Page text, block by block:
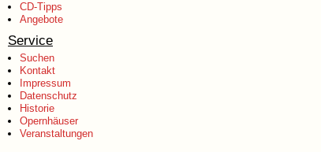
CD-Tipps
Angebote
Service
Suchen
Kontakt
Impressum
Datenschutz
Historie
Opernhäuser
Veranstaltungen